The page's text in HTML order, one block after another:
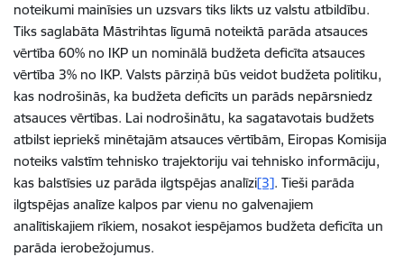
noteikumi mainīsies un uzsvars tiks likts uz valstu atbildību.
Tiks saglabāta Māstrihtas līgumā noteiktā parāda atsauces
vērtība 60% no IKP un nominālā budžeta deficīta atsauces
vērtība 3% no IKP. Valsts pārziņā būs veidot budžeta politiku,
kas nodrošinās, ka budžeta deficīts un parāds nepārsniedz
atsauces vērtības. Lai nodrošinātu, ka sagatavotais budžets
atbilst iepriekš minētajām atsauces vērtībām, Eiropas Komisija
noteiks valstīm tehnisko trajektoriju vai tehnisko informāciju,
kas balstīsies uz parāda ilgtspējas analīzi[3]. Tieši parāda
ilgtspējas analīze kalpos par vienu no galvenajiem
analītiskajiem rīkiem, nosakot iespējamos budžeta deficīta un
parāda ierobežojumus.